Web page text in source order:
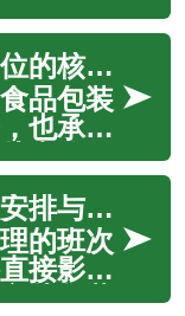
、操作
向包装
供系统
涵盖包
自动化
与职业
全球视角：食品包装岗位的核心职责与日常流程
品包装
也承担
岗位职
作与技
梳理包
包装与
与危害
与人体
提升出勤与效率：班次安排与流程衔接的实施策略
的班次
接影响
从包装